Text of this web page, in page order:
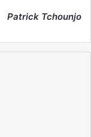
Patrick Tchounjo